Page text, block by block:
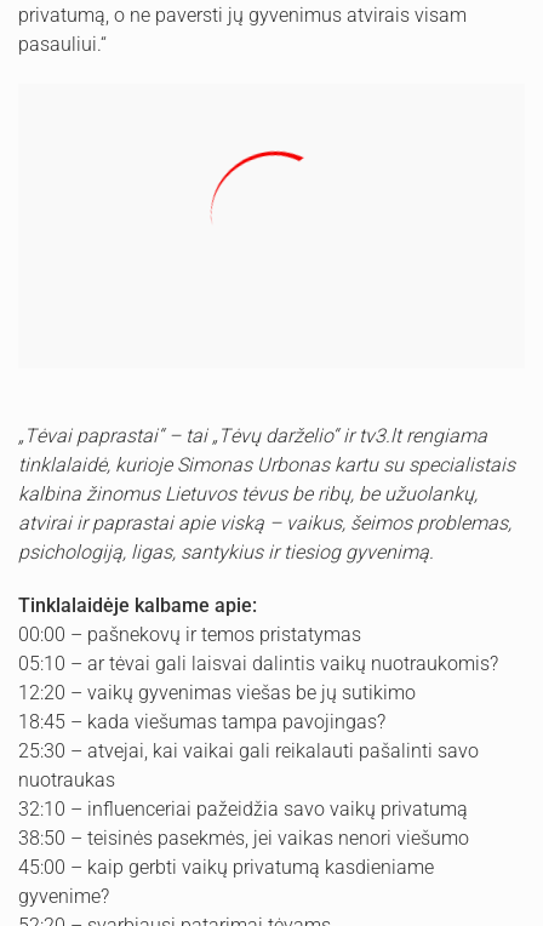
privatumą, o ne paversti jų gyvenimus atvirais visam
pasauliui.“
„Tėvai paprastai“ – tai „Tėvų darželio“ ir tv3.lt rengiama
tinklalaidė, kurioje Simonas Urbonas kartu su specialistais
kalbina žinomus Lietuvos tėvus be ribų, be užuolankų,
atvirai ir paprastai apie viską – vaikus, šeimos problemas,
psichologiją, ligas, santykius ir tiesiog gyvenimą.
Tinklalaidėje kalbame apie:
00:00 – pašnekovų ir temos pristatymas
05:10 – ar tėvai gali laisvai dalintis vaikų nuotraukomis?
12:20 – vaikų gyvenimas viešas be jų sutikimo
18:45 – kada viešumas tampa pavojingas?
25:30 – atvejai, kai vaikai gali reikalauti pašalinti savo
nuotraukas
32:10 – influenceriai pažeidžia savo vaikų privatumą
38:50 – teisinės pasekmės, jei vaikas nenori viešumo
45:00 – kaip gerbti vaikų privatumą kasdieniame
gyvenime?